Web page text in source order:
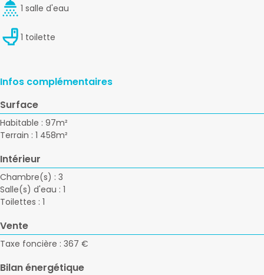
1 salle d'eau
1 toilette
Infos complémentaires
Surface
Habitable : 97m²
Terrain : 1 458m²
Intérieur
Chambre(s) : 3
Salle(s) d'eau : 1
Toilettes : 1
Vente
Taxe foncière : 367 €
Bilan énergétique